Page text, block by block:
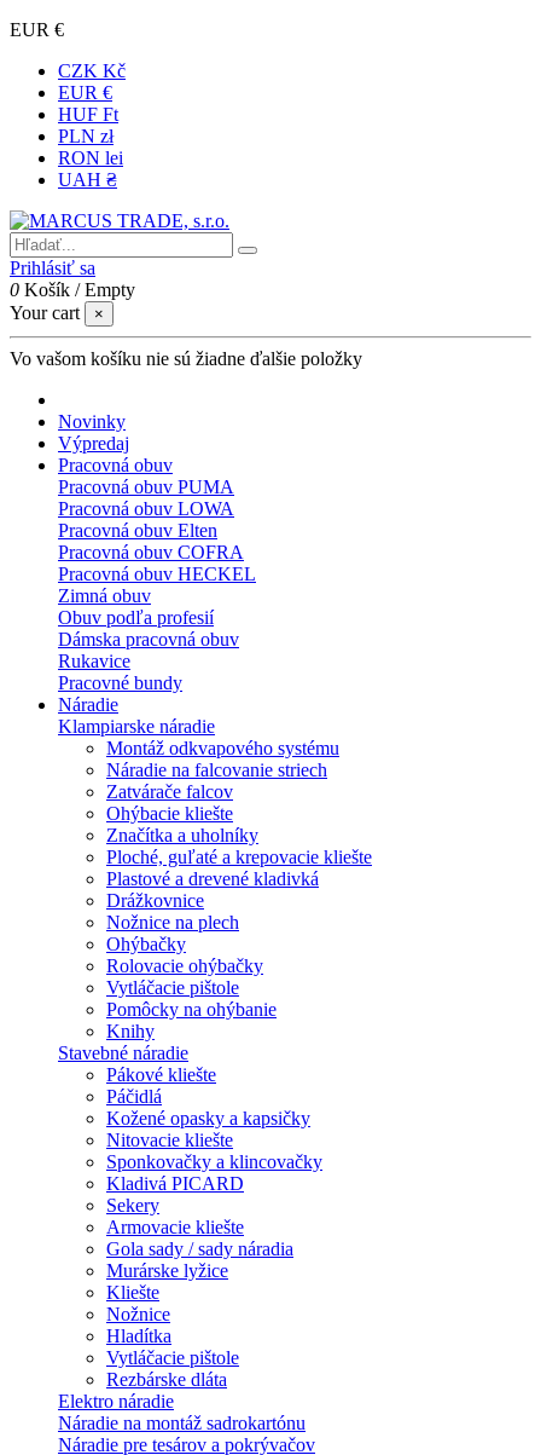
EUR €
CZK Kč
EUR €
HUF Ft
PLN zł
RON lei
UAH ₴
Prihlásiť sa
0 Košík /Empty
Your cart
×
Vo vašom košíku nie sú žiadne ďalšie položky
Novinky
Výpredaj
Pracovná obuv
Pracovná obuv PUMA
Pracovná obuv LOWA
Pracovná obuv Elten
Pracovná obuv COFRA
Pracovná obuv HECKEL
Zimná obuv
Obuv podľa profesií
Dámska pracovná obuv
Rukavice
Pracovné bundy
Náradie
Klampiarske náradie
Montáž odkvapového systému
Náradie na falcovanie striech
Zatvárače falcov
Ohýbacie kliešte
Značítka a uholníky
Ploché, guľaté a krepovacie kliešte
Plastové a drevené kladivká
Drážkovnice
Nožnice na plech
Ohýbačky
Rolovacie ohýbačky
Vytláčacie pištole
Pomôcky na ohýbanie
Knihy
Stavebné náradie
Pákové kliešte
Páčidlá
Kožené opasky a kapsičky
Nitovacie kliešte
Sponkovačky a klincovačky
Kladivá PICARD
Sekery
Armovacie kliešte
Gola sady / sady náradia
Murárske lyžice
Kliešte
Nožnice
Hladítka
Vytláčacie pištole
Rezbárske dláta
Elektro náradie
Náradie na montáž sadrokartónu
Náradie pre tesárov a pokrývačov